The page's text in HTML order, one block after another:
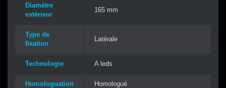
Diamètre
extérieur
165 mm
Type de
fixation
Latérale
Technologie A leds
Homologuation Homologué